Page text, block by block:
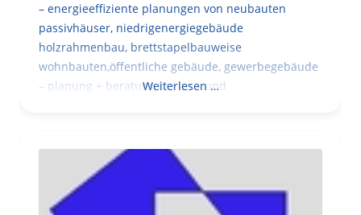
– energieeffiziente planungen von neubauten
passivhäuser, niedrigenergiegebäude
holzrahmenbau, brettstapelbauweise
wohnbauten,öffentliche gebäude, gewerbegebäude
– planung + beratung bei an – und
Weiterlesen …